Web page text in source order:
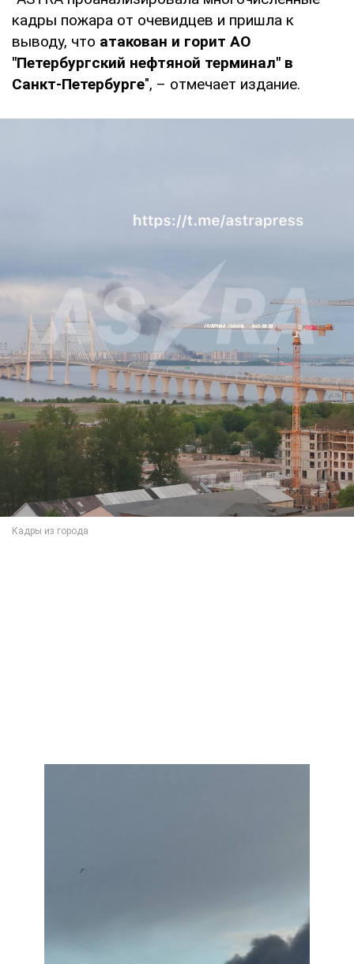
кадры пожара от очевидцев и пришла к
выводу, что атакован и горит АО
"Петербургский нефтяной терминал" в
Санкт-Петербурге", – отмечает издание.